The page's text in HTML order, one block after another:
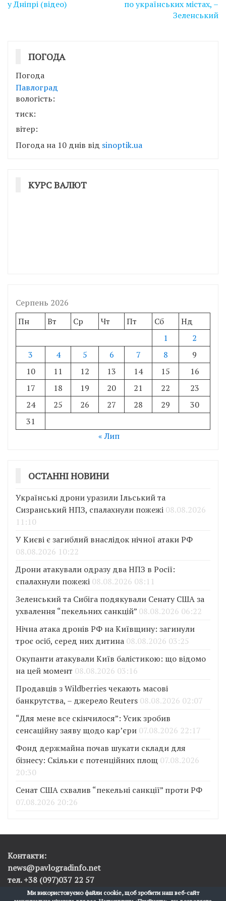
у Дніпрі (відео)
по українських містах, –
Зеленський
ПОГОДА
Погода
Павлоград
вологість:
тиск:
вітер:
Погода на 10 днів від sinoptik.ua
КУРС ВАЛЮТ
Серпень 2026
Пн
Вт Ср Чт Пт Сб
Нд
1
2
3
4 5 6 7 8
9
10
11 12 13 14 15
16
17
18 19 20 21 22
23
24
25 26 27 28 29
30
31
« Лип
ОСТАННІ НОВИНИ
Українські дрони уразили Ільський та
Сизранський НПЗ, спалахнули пожежі 08.08.2026
11:10
У Києві є загиблий внаслідок нічної атаки РФ
08.08.2026 10:22
Дрони атакували одразу два НПЗ в Росії:
спалахнули пожежі 08.08.2026 08:11
Зеленський та Сибіга подякували Сенату США за
ухвалення “пекельних санкцій” 08.08.2026 06:22
Нічна атака дронів РФ на Київщину: загинули
троє осіб, серед них дитина 08.08.2026 03:25
Окупанти атакували Київ балістикою: що відомо
на цей момент 08.08.2026 03:16
Продавців з Wildberries чекають масові
банкрутства, – джерело Reuters 08.08.2026 02:07
“Для мене все скінчилося”: Усик зробив
сенсаційну заяву щодо кар’єри 07.08.2026 22:17
Фонд держмайна почав шукати склади для
бізнесу: Скільки є потенційних площ 07.08.2026
20:30
Сенат США схвалив “пекельні санкції” проти РФ
07.08.2026 20:26
Контакти:
news@pavlogradinfo.net
тел. +38 (097)037 22 57
Ми використовуємо файли cookie, щоб зробити наш веб-сайт